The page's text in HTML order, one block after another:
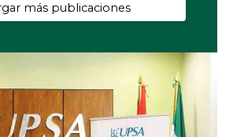
más publicaciones